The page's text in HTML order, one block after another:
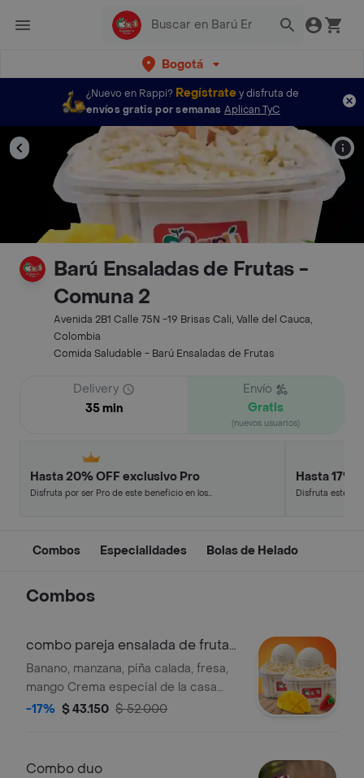
Bogotá
¿Nuevo en Rappi? Regístratey disfruta de
envíos gratis por semanas Aplican TyC
Barú Ensaladas de Frutas -
Comuna 2
Avenida 2B1 Calle 75N -19 Brisas Cali, Valle del Cauca,
Colombia
Comida Saludable - Barú Ensaladas de Frutas
Delivery
35 min
Envío
Gratis
(nuevos usuarios)
Hasta 20% OFF exclusivo Pro
Disfruta por ser Pro de este beneficio en los
Hasta 17%
Disfruta este
Combos Especialidades Bolas de Helado
Combos
combo pareja ensalada de fruta
medianas
Banano, manzana, piña calada, fresa,
mango Crema especial de la casa
BARÚ Queso rallado y 1 sabor de
recipiente de 6 onzas Incluye salsa de
-17% $ 43.150 $ 52.000
Combo duo